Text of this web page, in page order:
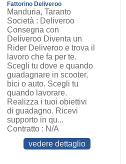
Fattorino Deliveroo
Manduria, Taranto
Società : Deliveroo
Consegna con
Deliveroo Diventa un
Rider Deliveroo e trova il
lavoro che fa per te.
Scegli tu dove e quando
guadagnare in scooter,
bici o auto. Scegli tu
quando lavorare.
Realizza i tuoi obiettivi
di guadagno. Ricevi
supporto in qu...
Contratto : N/A
vedere dettaglio